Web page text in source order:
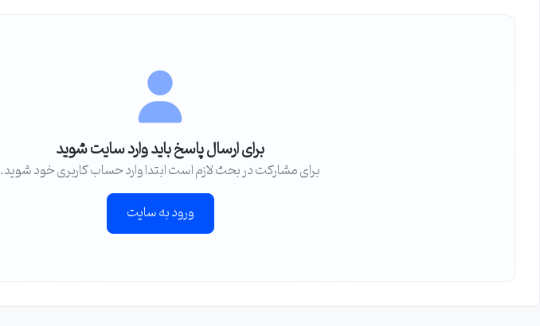
برای ارسال پاسخ باید وارد سایت شوید
برای مشارکت در بحث لازم است ابتدا وارد حساب کاربری خود شوید.
ورود به سایت